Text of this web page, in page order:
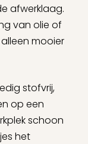
afwerklaag.
van olie of
mooier
stofvrij,
op een
schoon
het